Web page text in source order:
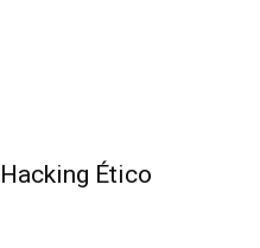
Ético